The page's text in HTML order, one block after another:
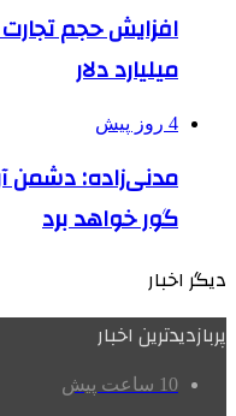
میلیارد دلار
4 روز پیش
مدنی‌زاده: دشمن
گور خواهد برد
دیگر اخبار
پربازدیدترین اخبار
10 ساعت پیش